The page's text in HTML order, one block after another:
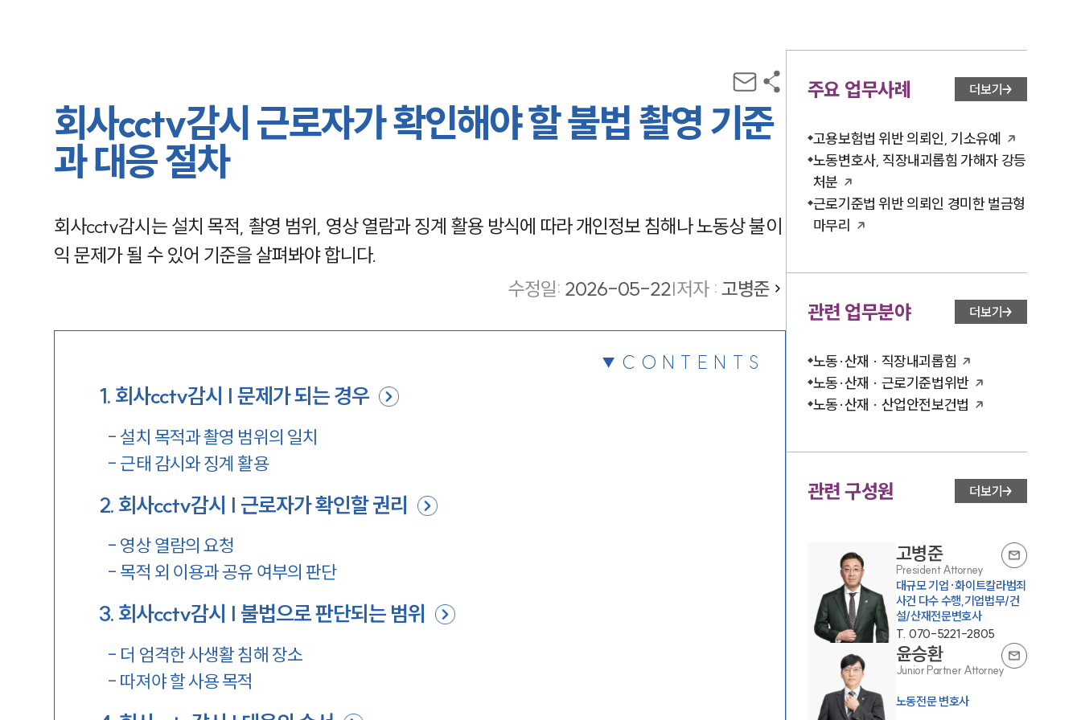
회사cctv감시 근로자가 확인해야 할 불법 촬영 기준
과 대응 절차
회사cctv감시는 설치 목적, 촬영 범위, 영상 열람과 징계 활용 방식에 따라 개인정보 침해나 노동상 불이
익 문제가 될 수 있어 기준을 살펴봐야 합니다.
수정일: 2026-05-22|저자 : 고병준
CONTENTS
1. 회사cctv감시 | 문제가 되는 경우
- 설치 목적과 촬영 범위의 일치
- 근태 감시와 징계 활용
2. 회사cctv감시 | 근로자가 확인할 권리
- 영상 열람의 요청
- 목적 외 이용과 공유 여부의 판단
3. 회사cctv감시 | 불법으로 판단되는 범위
- 더 엄격한 사생활 침해 장소
- 따져야 할 사용 목적
주요 업무사례 더보기
고용보험법 위반 의뢰인, 기소유예
노동변호사, 직장내괴롭힘 가해자 강등
처분
근로기준법 위반 의뢰인 경미한 벌금형
마무리
관련 업무분야 더보기
노동·산재 · 직장내괴롭힘
노동·산재 · 근로기준법위반
노동·산재 · 산업안전보건법
관련 구성원 더보기
고병준
President Attorney
대규모 기업·화이트칼라범죄
사건 다수 수행,기업법무/건
설/산재전문변호사
T. 070-5221-2805
윤승환
Junior Partner Attorney
노동전문 변호사